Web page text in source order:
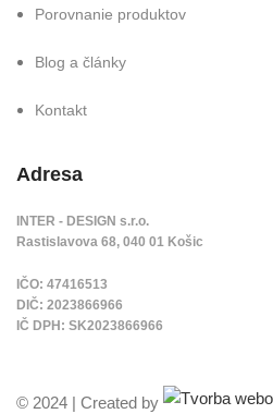
Porovnanie produktov
Blog a články
Kontakt
Adresa
INTER - DESIGN s.r.o.
Rastislavova 68, 040 01 Košic
IČO: 47416513
DIČ: 2023866966
IČ DPH: SK2023866966
© 2024 | Created by